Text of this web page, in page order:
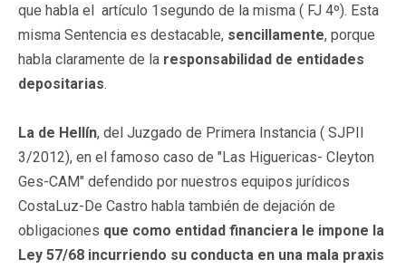
que habla el artículo 1segundo de la misma ( FJ 4º). Esta
misma Sentencia es destacable, sencillamente, porque
habla claramente de la responsabilidad de entidades
depositarias.
La de Hellín, del Juzgado de Primera Instancia ( SJPII
3/2012), en el famoso caso de "Las Higuericas- Cleyton
Ges-CAM" defendido por nuestros equipos jurídicos
CostaLuz-De Castro habla también de dejación de
obligaciones que como entidad financiera le impone la
Ley 57/68 incurriendo su conducta en una mala praxis